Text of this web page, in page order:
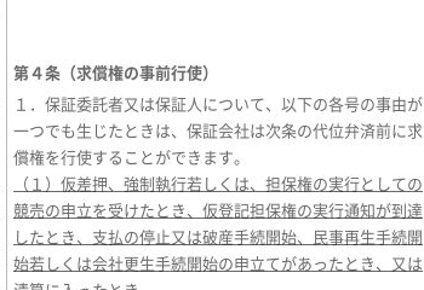
第４条（求償権の事前行使）
１．保証委託者又は保証人について、以下の各号の事由が
一つでも生じたときは、保証会社は次条の代位弁済前に求
償権を行使することができます。
（１）仮差押、強制執行若しくは、担保権の実行としての
競売の申立を受けたとき、仮登記担保権の実行通知が到達
したとき、支払の停止又は破産手続開始、民事再生手続開
始若しくは会社更生手続開始の申立てがあったとき、又は